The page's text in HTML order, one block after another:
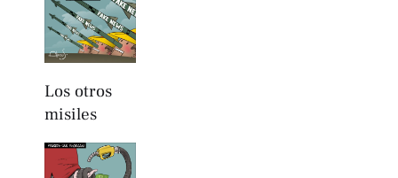
Los otros
misiles